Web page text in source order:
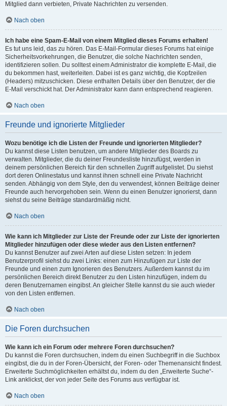
Mitglied dann verbieten, Private Nachrichten zu versenden.
Nach oben
Ich habe eine Spam-E-Mail von einem Mitglied dieses Forums erhalten!
Es tut uns leid, das zu hören. Das E-Mail-Formular dieses Forums hat einige
Sicherheitsvorkehrungen, die Benutzer, die solche Nachrichten senden,
identifizieren sollen. Du solltest einem Administrator die komplette E-Mail, die
du bekommen hast, weiterleiten. Dabei ist es ganz wichtig, die Kopfzeilen
(Headers) mitzuschicken. Diese enthalten Details über den Benutzer, der die
E-Mail verschickt hat. Der Administrator kann dann entsprechend reagieren.
Nach oben
Freunde und ignorierte Mitglieder
Wozu benötige ich die Listen der Freunde und ignorierten Mitglieder?
Du kannst diese Listen benutzen, um andere Mitglieder des Boards zu
verwalten. Mitglieder, die du deiner Freundesliste hinzufügst, werden in
deinem persönlichen Bereich für den schnellen Zugriff aufgelistet. Du siehst
dort deren Onlinestatus und kannst ihnen schnell eine Private Nachricht
senden. Abhängig von dem Style, den du verwendest, können Beiträge deiner
Freunde auch hervorgehoben sein. Wenn du einen Benutzer ignorierst, dann
siehst du seine Beiträge standardmäßig nicht.
Nach oben
Wie kann ich Mitglieder zur Liste der Freunde oder zur Liste der ignorierten
Mitglieder hinzufügen oder diese wieder aus den Listen entfernen?
Du kannst Benutzer auf zwei Arten auf diese Listen setzen: In jedem
Benutzerprofil siehst du zwei Links: einen zum Hinzufügen zur Liste der
Freunde und einen zum Ignorieren des Benutzers. Außerdem kannst du im
persönlichen Bereich direkt Benutzer zu den Listen hinzufügen, indem du
deren Benutzernamen eingibst. An gleicher Stelle kannst du sie auch wieder
von den Listen entfernen.
Nach oben
Die Foren durchsuchen
Wie kann ich ein Forum oder mehrere Foren durchsuchen?
Du kannst die Foren durchsuchen, indem du einen Suchbegriff in die Suchbox
eingibst, die du in der Foren-Übersicht, der Foren- oder Themenansicht findest.
Erweiterte Suchmöglichkeiten erhältst du, indem du den „Erweiterte Suche“-
Link anklickst, der von jeder Seite des Forums aus verfügbar ist.
Nach oben